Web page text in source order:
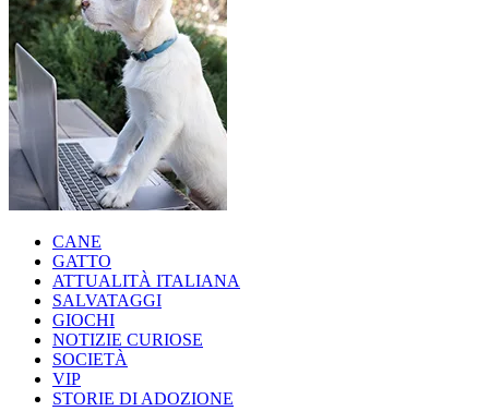
CANE
GATTO
ATTUALITÀ ITALIANA
SALVATAGGI
GIOCHI
NOTIZIE CURIOSE
SOCIETÀ
VIP
STORIE DI ADOZIONE